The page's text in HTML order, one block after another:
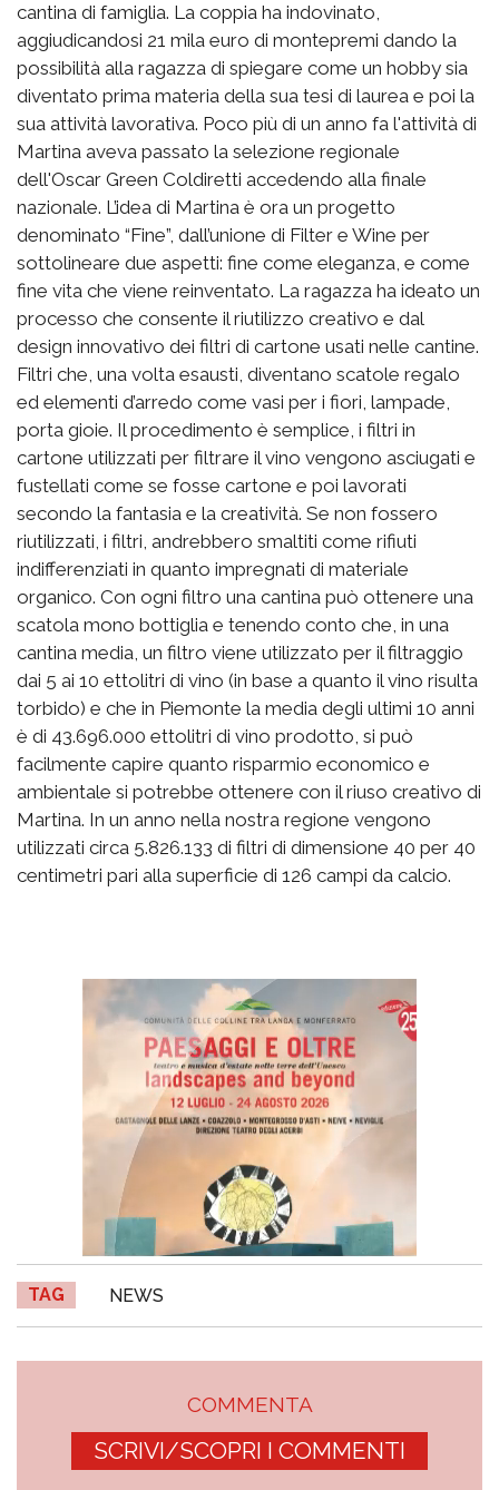
cantina di famiglia. La coppia ha indovinato,
aggiudicandosi 21 mila euro di montepremi dando la
possibilità alla ragazza di spiegare come un hobby sia
diventato prima materia della sua tesi di laurea e poi la
sua attività lavorativa. Poco più di un anno fa l'attività di
Martina aveva passato la selezione regionale
dell'Oscar Green Coldiretti accedendo alla finale
nazionale. L’idea di Martina è ora un progetto
denominato “Fine”, dall’unione di Filter e Wine per
sottolineare due aspetti: fine come eleganza, e come
fine vita che viene reinventato. La ragazza ha ideato un
processo che consente il riutilizzo creativo e dal
design innovativo dei filtri di cartone usati nelle cantine.
Filtri che, una volta esausti, diventano scatole regalo
ed elementi d’arredo come vasi per i fiori, lampade,
porta gioie. Il procedimento è semplice, i filtri in
cartone utilizzati per filtrare il vino vengono asciugati e
fustellati come se fosse cartone e poi lavorati
secondo la fantasia e la creatività. Se non fossero
riutilizzati, i filtri, andrebbero smaltiti come rifiuti
indifferenziati in quanto impregnati di materiale
organico. Con ogni filtro una cantina può ottenere una
scatola mono bottiglia e tenendo conto che, in una
cantina media, un filtro viene utilizzato per il filtraggio
dai 5 ai 10 ettolitri di vino (in base a quanto il vino risulta
torbido) e che in Piemonte la media degli ultimi 10 anni
è di 43.696.000 ettolitri di vino prodotto, si può
facilmente capire quanto risparmio economico e
ambientale si potrebbe ottenere con il riuso creativo di
Martina. In un anno nella nostra regione vengono
utilizzati circa 5.826.133 di filtri di dimensione 40 per 40
centimetri pari alla superficie di 126 campi da calcio.
TAG NEWS
COMMENTA
SCRIVI/SCOPRI I COMMENTI